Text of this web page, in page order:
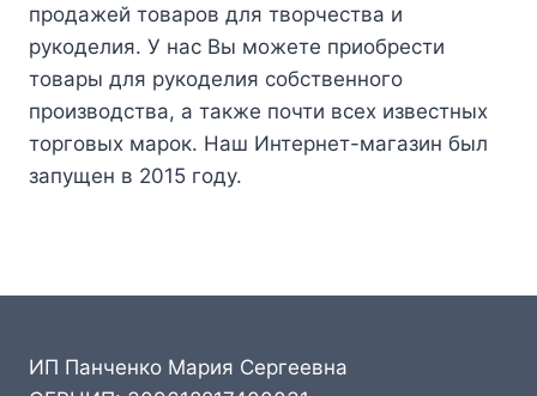
продажей товаров для творчества и
рукоделия. У нас Вы можете приобрести
товары для рукоделия собственного
производства, а также почти всех известных
торговых марок. Наш Интернет-магазин был
запущен в 2015 году.
ИП Панченко Мария Сергеевна